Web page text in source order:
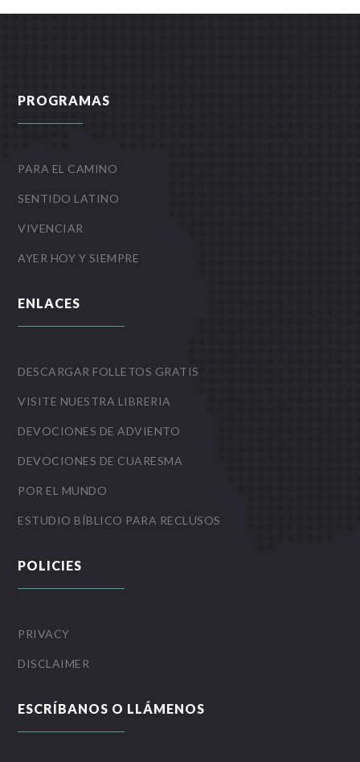
PROGRAMAS
PARA EL CAMINO
SENTIDO LATINO
VIVENCIAR
AYER HOY Y SIEMPRE
ENLACES
DESCARGAR FOLLETOS GRATIS
VISITE NUESTRA LIBRERIA
DEVOCIONES DE ADVIENTO
DEVOCIONES DE CUARESMA
POR EL MUNDO
ESTUDIO BÍBLICO PARA RECLUSOS
POLICIES
PRIVACY
DISCLAIMER
ESCRÍBANOS O LLÁMENOS